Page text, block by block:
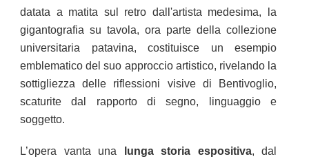
datata a matita sul retro dall'artista medesima, la
gigantografia su tavola, ora parte della collezione
universitaria patavina, costituisce un esempio
emblematico del suo approccio artistico, rivelando la
sottigliezza delle riflessioni visive di Bentivoglio,
scaturite dal rapporto di segno, linguaggio e
soggetto.
L’opera vanta una lunga storia espositiva, dal